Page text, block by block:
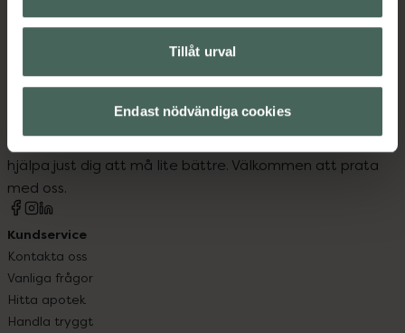
Tillåt urval
Endast nödvändiga cookies
syd till Lappland i norr, och online i mobilen och på
datorn. Oavsett vem du är så är det vårt uppdrag att
hjälpa just dig att må lite bättre. Välkommen att prata
med oss.
Kundservice
Kontakta oss
Vanliga frågor
Hitta apotek
Handla tryggt